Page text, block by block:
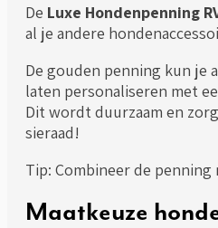
De Luxe Hondenpenning
al je andere
De gouden penning kun je
laten personaliseren met
Dit wordt duurzaam en
sieraad!
Tip: Combineer de
Maatkeuze